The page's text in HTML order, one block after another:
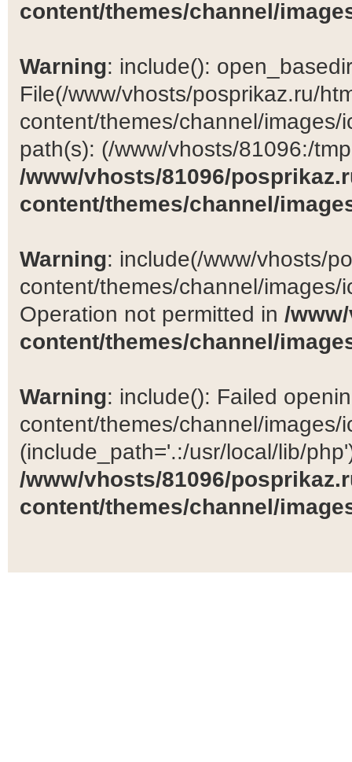
content/themes/channel/
Warning: include():
File(/www/vhosts/posprikaz.ru/
content/themes/channel/
path(s): (/www/vhosts/81096:/
/www/vhosts/81096/
content/themes/channel/
Warning: include(/www/vhosts/
content/themes/channel/
Operation not permitted in /
content/themes/channel/
Warning: include(): Failed
content/themes/channel/images/
(include_path='.:/usr/local/lib/
/www/vhosts/81096/
content/themes/channel/